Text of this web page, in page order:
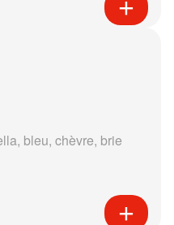
bleu, chèvre, brie